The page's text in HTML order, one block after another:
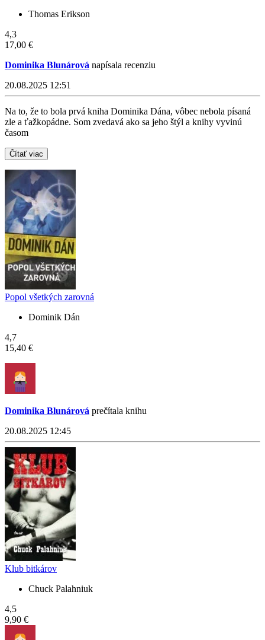
Thomas Erikson
4,3
17,00 €
Dominika Blunárová napísala recenziu
20.08.2025 12:51
Na to, že to bola prvá kniha Dominika Dána, vôbec nebola písaná
zle a ťažkopádne. Som zvedavá ako sa jeho štýl a knihy vyvinú
časom
Čítať viac
Popol všetkých zarovná
Dominik Dán
4,7
15,40 €
Dominika Blunárová prečítala knihu
20.08.2025 12:45
Klub bitkárov
Chuck Palahniuk
4,5
9,90 €